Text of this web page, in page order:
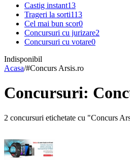
Castig instant13
Trageri la sorti113
Cel mai bun scor0
Concursuri cu jurizare2
Concursuri cu votare0
Indisponibil
Acasa/#Concurs Arsis.ro
Concursuri:
2 concursuri etichetate cu "Concurs